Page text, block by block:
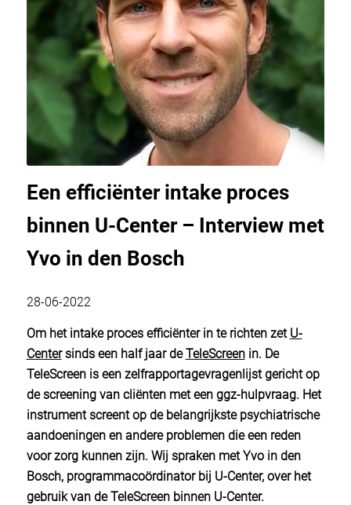
Een efficiënter intake proces
binnen U-Center – Interview met
Yvo in den Bosch
28-06-2022
Om het intake proces efficiënter in te richten zet U-
Centersinds een half jaar deTeleScreenin. De
TeleScreen is een zelfrapportagevragenlijst gericht op
de screening van cliënten met een ggz-hulpvraag. Het
instrument screent op de belangrijkste psychiatrische
aandoeningen en andere problemen die een reden
voor zorg kunnen zijn. Wij spraken met Yvo in den
Bosch, programmacoördinator bij U-Center, over het
gebruik van de TeleScreen binnen U-Center.